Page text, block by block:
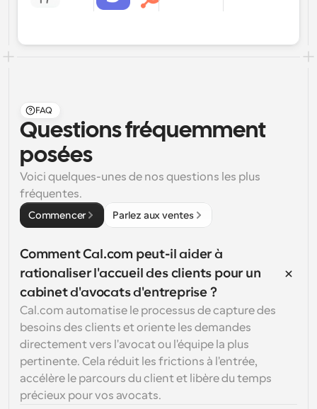
FAQ
Questions fréquemment
posées
Voici quelques-unes de nos questions les plus
fréquentes.
Commencer Parlez aux ventes
Comment Cal.com peut-il aider à
rationaliser l'accueil des clients pour un
cabinet d'avocats d'entreprise ?
Cal.com automatise le processus de capture des
besoins des clients et oriente les demandes
directement vers l'avocat ou l'équipe la plus
pertinente. Cela réduit les frictions à l'entrée,
accélère le parcours du client et libère du temps
précieux pour vos avocats.